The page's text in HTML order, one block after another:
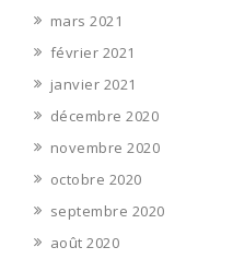
mars 2021
février 2021
janvier 2021
décembre 2020
novembre 2020
octobre 2020
septembre 2020
août 2020